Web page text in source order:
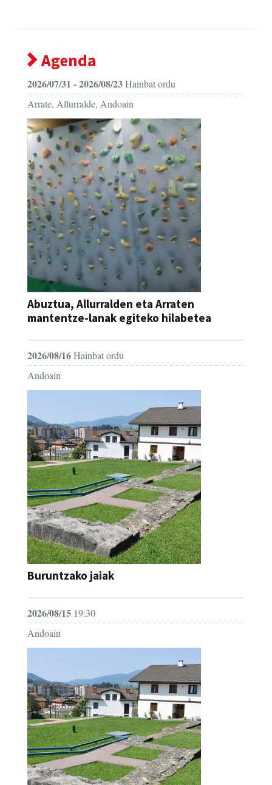
Agenda
2026/07/31 - 2026/08/23Hainbat ordu
Arrate, Allurralde, Andoain
Abuztua, Allurralden eta Arraten
mantentze-lanak egiteko hilabetea
2026/08/16Hainbat ordu
Andoain
Buruntzako jaiak
2026/08/15 19:30
Andoain